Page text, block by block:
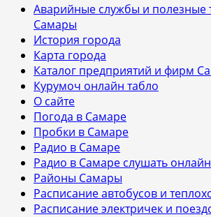
Аварийные службы и полезные
Самары
История города
Карта города
Каталог предприятий и фирм
Курумоч онлайн табло
О сайте
Погода в Самаре
Пробки в Самаре
Радио в Самаре
Радио в Самаре слушать онлайн
Районы Самары
Расписание автобусов и
Расписание электричек и